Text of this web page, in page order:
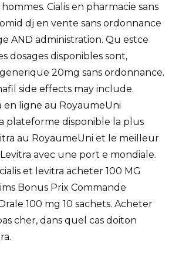
Cialis en pharmacie sans
dj en vente sans ordonnance
AND administration. Qu estce
dosages disponibles sont,
20mg sans ordonnance.
side effects may include.
en ligne au RoyaumeUni
plateforme disponible la plus
au RoyaumeUni et le meilleur
avec une port e mondiale.
et levitra acheter 100 MG
Bonus Prix Commande
100 mg 10 sachets. Acheter
cher, dans quel cas doiton